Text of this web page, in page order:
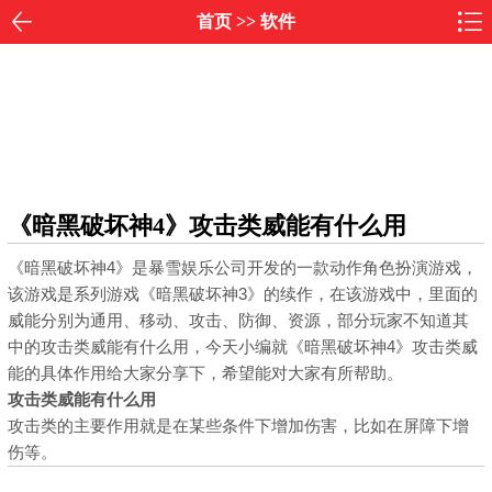
首页>> 软件
《暗黑破坏神4》攻击类威能有什么用
《暗黑破坏神4》是暴雪娱乐公司开发的一款动作角色扮演游戏，
该游戏是系列游戏《暗黑破坏神3》的续作，在该游戏中，里面的
威能分别为通用、移动、攻击、防御、资源，部分玩家不知道其
中的攻击类威能有什么用，今天小编就《暗黑破坏神4》攻击类威
能的具体作用给大家分享下，希望能对大家有所帮助。
攻击类威能有什么用
攻击类的主要作用就是在某些条件下增加伤害，比如在屏障下增
伤等。